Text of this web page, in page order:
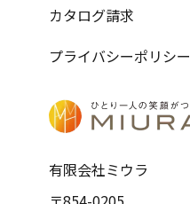
有限会社ミウラ
カタログ請求
プライバシーポリシー